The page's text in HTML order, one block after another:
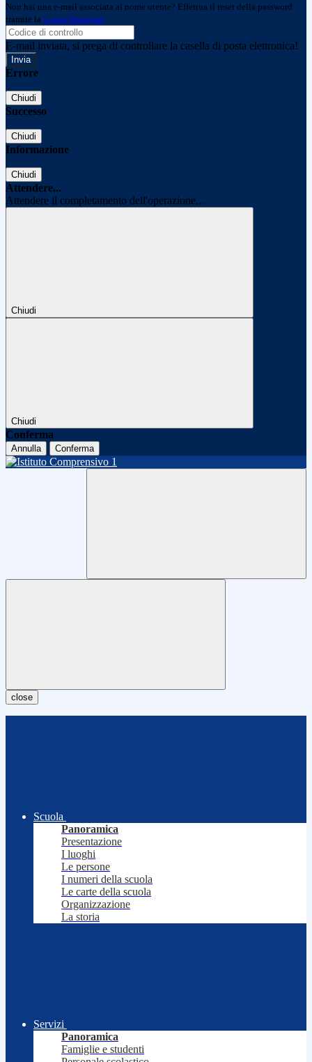
Non hai una e-mail associata al nome utente? Effettua il reset della password
tramite la Login Spaggiari
E-mail inviata, si prega di controllare la casella di posta elettronica!
Errore
Chiudi
Successo
Chiudi
Informazione
Chiudi
Attendere...
Attendere il completamento dell'operazione...
Chiudi
Chiudi
Conferma
Annulla Conferma
close
Scuola
Panoramica
Presentazione
I luoghi
Le persone
I numeri della scuola
Le carte della scuola
Organizzazione
La storia
Servizi
Panoramica
Famiglie e studenti